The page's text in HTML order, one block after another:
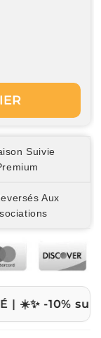
Suivie
Aux
-10% sur tout